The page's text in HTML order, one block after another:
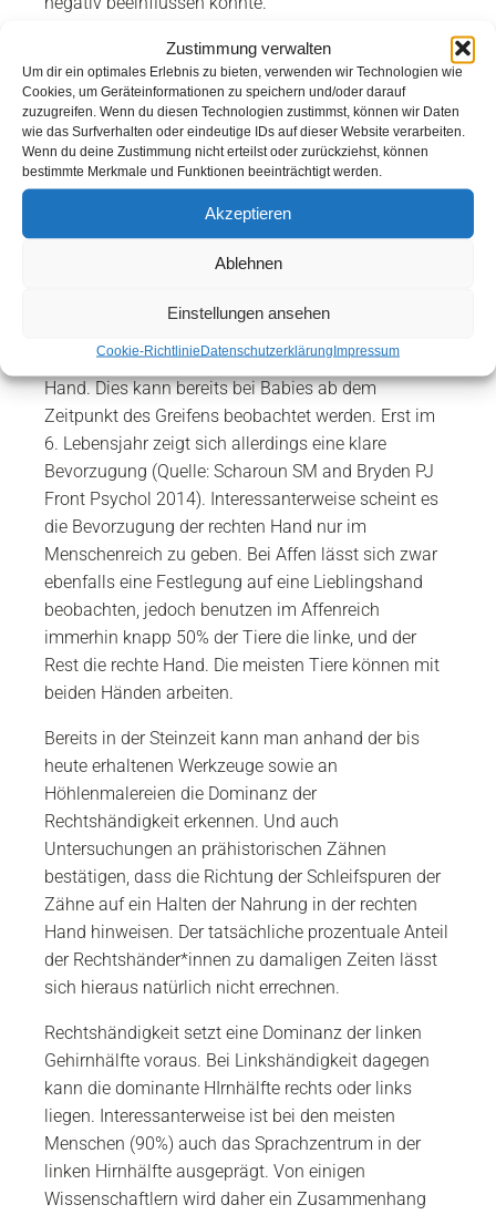
Zustimmung verwalten
Um dir ein optimales Erlebnis zu bieten, verwenden wir Technologien wie
Cookies, um Geräteinformationen zu speichern und/oder darauf
zuzugreifen. Wenn du diesen Technologien zustimmst, können wir Daten
wie das Surfverhalten oder eindeutige IDs auf dieser Website verarbeiten.
Wenn du deine Zustimmung nicht erteilst oder zurückziehst, können
bestimmte Merkmale und Funktionen beeinträchtigt werden.
Akzeptieren
Ablehnen
Einstellungen ansehen
Cookie-RichtlinieDatenschutzerklärungImpressum
Meiner Meinung nach ist dies eine bewusste
Verfälschung der Realität sowie
Beeinflussung/Homogenisierung der
Forschungsergebnisse.
Kürzlich las ich einen sehr schönen
Übersichtsartikel über die menschliche Händigkeit
Stelle möchte ich die interessantesten Punkte kurz
Linkshänder*innen, der Rest bevorzugt die rechte
Hand. Dies kann bereits bei Babies ab dem
Zeitpunkt des Greifens beobachtet werden. Erst im
6. Lebensjahr zeigt sich allerdings eine klare
Bevorzugung (Quelle: Scharoun SM and Bryden PJ
Front Psychol 2014). Interessanterweise scheint es
die Bevorzugung der rechten Hand nur im
Menschenreich zu geben. Bei Affen lässt sich zwar
ebenfalls eine Festlegung auf eine Lieblingshand
beobachten, jedoch benutzen im Affenreich
immerhin knapp 50% der Tiere die linke, und der
Rest die rechte Hand. Die meisten Tiere können mit
beiden Händen arbeiten.
Bereits in der Steinzeit kann man anhand der bis
heute erhaltenen Werkzeuge sowie an
Höhlenmalereien die Dominanz der
Rechtshändigkeit erkennen. Und auch
Untersuchungen an prähistorischen Zähnen
bestätigen, dass die Richtung der Schleifspuren der
Zähne auf ein Halten der Nahrung in der rechten
Hand hinweisen. Der tatsächliche prozentuale Anteil
der Rechtshänder*innen zu damaligen Zeiten lässt
sich hieraus natürlich nicht errechnen.
Rechtshändigkeit setzt eine Dominanz der linken
Gehirnhälfte voraus. Bei Linkshändigkeit dagegen
kann die dominante HIrnhälfte rechts oder links
liegen. Interessanterweise ist bei den meisten
Menschen (90%) auch das Sprachzentrum in der
linken Hirnhälfte ausgeprägt. Von einigen
Wissenschaftlern wird daher ein Zusammenhang